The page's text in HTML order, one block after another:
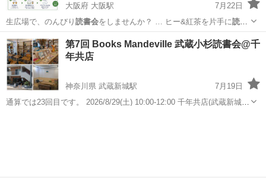
大阪府 大阪駅
7月22日
生広場で、のんびり 読書会をしませんか？ … ヒー&紅茶を片手に読書
会になります
大阪 大阪市 大阪駅
第7回 Books Mandeville 武蔵小杉読書会@千
年共店
神奈川県 武蔵新城駅
7月19日
通算では23回目です。 2026/8/29(土) 10:00-12:00 千年共店(武蔵新城)